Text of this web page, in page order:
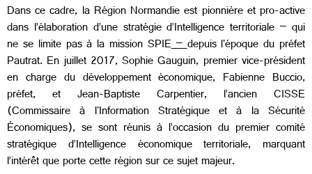
Dans ce cadre, la Région Normandie est pionnière et pro-active
dans l’élaboration d’une stratégie d’Intelligence territoriale – qui
ne se limite pas à la mission SPIE–depuis l'époque du préfet
Pautrat. En juillet 2017, Sophie Gauguin, premier vice-président
en charge du développement économique, Fabienne Buccio,
préfet, et Jean-Baptiste Carpentier, l’ancien CISSE
(Commissaire à l'Information Stratégique et à la Sécurité
Économiques), se sont réunis à l’occasion du premier comité
stratégique d’Intelligence économique territoriale, marquant
l’intérêt que porte cette région sur ce sujet majeur.